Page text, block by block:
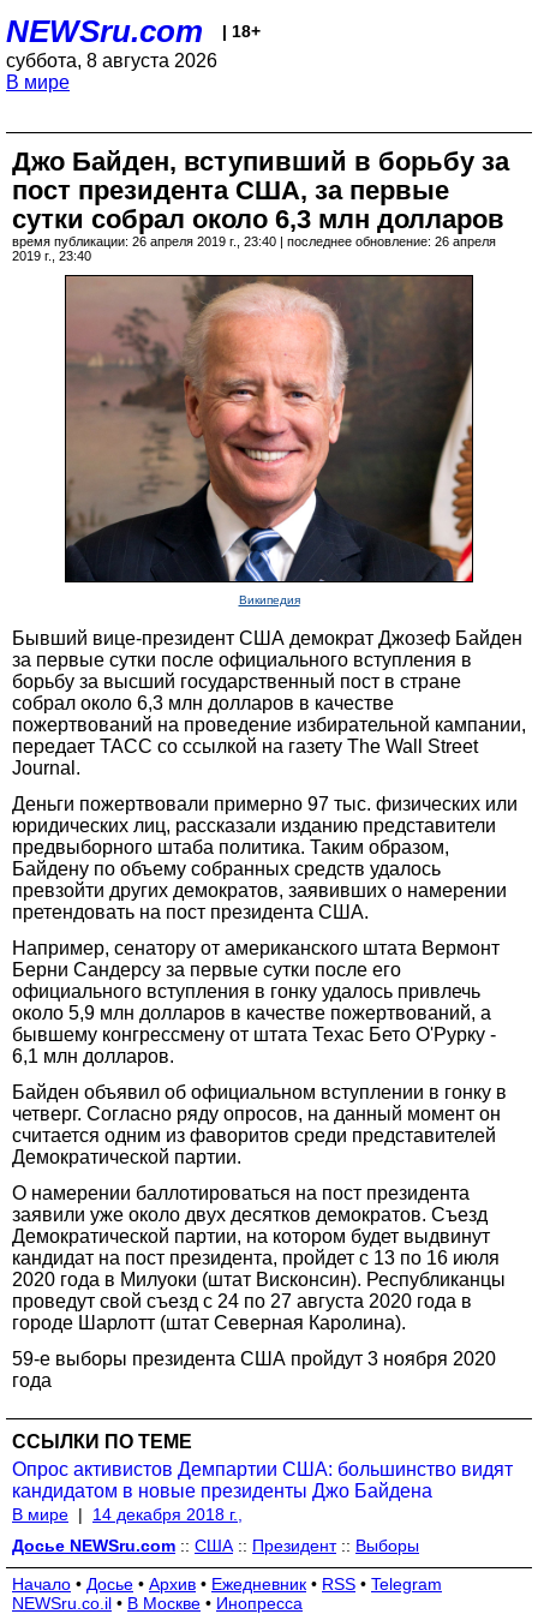
NEWSru.com | 18+
суббота, 8 августа 2026
В мире
Джо Байден, вступивший в борьбу за
пост президента США, за первые
сутки собрал около 6,3 млн долларов
время публикации: 26 апреля 2019 г., 23:40 | последнее обновление: 26 апреля
2019 г., 23:40
Википедия
Бывший вице-президент США демократ Джозеф Байден
за первые сутки после официального вступления в
борьбу за высший государственный пост в стране
собрал около 6,3 млн долларов в качестве
пожертвований на проведение избирательной кампании,
передает ТАСС со ссылкой на газету The Wall Street
Journal.
Деньги пожертвовали примерно 97 тыс. физических или
юридических лиц, рассказали изданию представители
предвыборного штаба политика. Таким образом,
Байдену по объему собранных средств удалось
превзойти других демократов, заявивших о намерении
претендовать на пост президента США.
Например, сенатору от американского штата Вермонт
Берни Сандерсу за первые сутки после его
официального вступления в гонку удалось привлечь
около 5,9 млн долларов в качестве пожертвований, а
бывшему конгрессмену от штата Техас Бето О'Рурку -
6,1 млн долларов.
Байден объявил об официальном вступлении в гонку в
четверг. Согласно ряду опросов, на данный момент он
считается одним из фаворитов среди представителей
Демократической партии.
О намерении баллотироваться на пост президента
заявили уже около двух десятков демократов. Съезд
Демократической партии, на котором будет выдвинут
кандидат на пост президента, пройдет с 13 по 16 июля
2020 года в Милуоки (штат Висконсин). Республиканцы
проведут свой съезд с 24 по 27 августа 2020 года в
городе Шарлотт (штат Северная Каролина).
59-е выборы президента США пройдут 3 ноября 2020
года
ССЫЛКИ ПО ТЕМЕ
Опрос активистов Демпартии США: большинство видят
кандидатом в новые президенты Джо Байдена
В мире |
14 декабря 2018 г.,
Досье NEWSru.com :: США :: Президент:: Выборы
Начало • Досье • Архив • Ежедневник • RSS • Telegram
NEWSru.co.il • В Москве • Инопресса